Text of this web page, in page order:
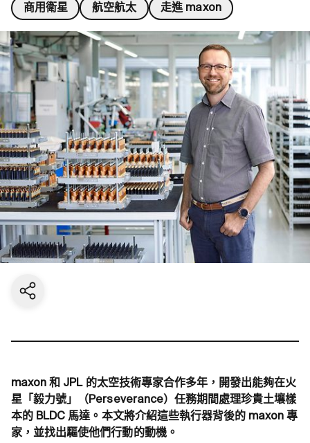
商用衛星 航空航太 走進 maxon
Share current page
maxon 和 JPL 的太空技術專家合作多年，開發出能夠在火
星「毅力號」（Perseverance）任務期間處理珍貴土壤樣
本的 BLDC 馬達。本文將介紹這些執行器背後的 maxon 專
家，並找出驅使他們行動的動機。